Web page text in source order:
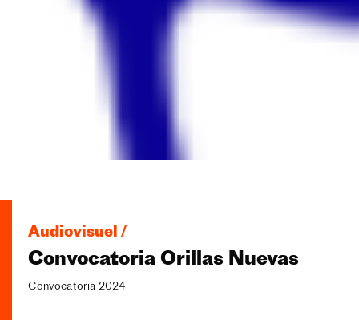
Audiovisuel /
Convocatoria Orillas Nuevas
Convocatoria 2024